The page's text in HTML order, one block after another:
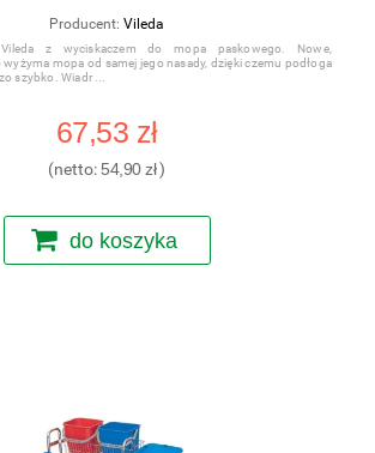
Producent: Vileda
z wyciskaczem do mopa paskowego. Nowe,
mopa od samej jego nasady, dzięki czemu podłoga
szybko. Wiadr
67,53 zł
(netto: 54,90 zł)
do koszyka